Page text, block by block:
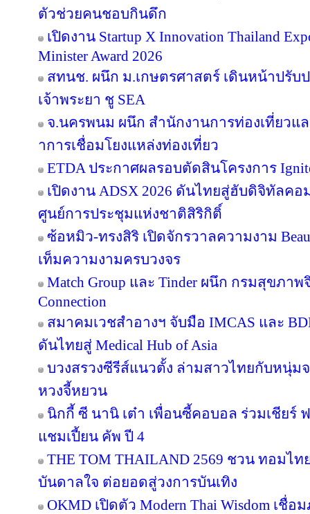
ตัวช่วยคนชอบกินดึก
เปิดงาน Startup X Innovation Thailand
Minister Award 2026
สทนช. ผนึก ม.เกษตรศาสตร์ เดินหน้าปรั
เจ้าพระยา ชู SEA
จ.นครพนม ผนึก สำนักงานการท่องเที่ยวแ
าการเชื่อมโยงแหล่งท่องเที่ยว
ETDA ประกาศผลรอบตัดสินโครงการ
เปิดงาน ADSX 2026 ดันไทยสู่ฮับดิจิทัลคอ
ศูนย์การประชุมแห่งชาติสิริกิติ์
ซ้อหมิว-ทรงสิริ เปิดจักรวาลความงาม
เท็มความงามครบวงจร
Match Group และ Tinder ผนึก กรมสุขภา
Connection
สมาคมเวชสำอางฯ จับมือ IMCAS และ
ดันไทยสู่ Medical Hub of Asia
บวงสรวงซีรีส์แนวตั้ง ล่ามสาวไทยกับหนุ่ม
หวงจี้หยวน
นิกกี้ ซี นานิ เต๋า เพื่อนซี้คอบอล ร่วมเชียร์
แชมเปี้ยน คัพ ปี 4
THE TOM THAILAND 2569 ชวน ทอมไ
บันดาลใจ ต่อยอดสู่วงการบันเทิง
OKMD เปิดตัว Modern Thai Wisdom เ